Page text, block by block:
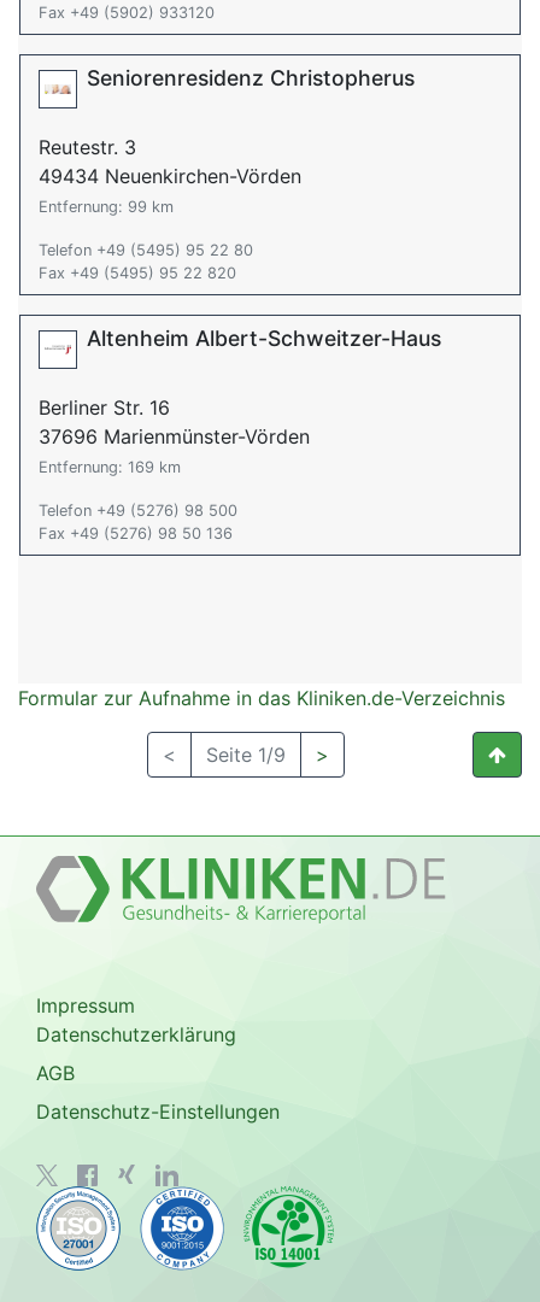
Fax +49 (5902) 933120
Seniorenresidenz Christopherus
Reutestr. 3
49434 Neuenkirchen-Vörden
Entfernung: 99 km
Telefon +49 (5495) 95 22 80
Fax +49 (5495) 95 22 820
Altenheim Albert-Schweitzer-Haus
Berliner Str. 16
37696 Marienmünster-Vörden
Entfernung: 169 km
Telefon +49 (5276) 98 500
Fax +49 (5276) 98 50 136
Formular zur Aufnahme in das Kliniken.de-Verzeichnis
< Seite 1/9 >
Impressum
Datenschutzerklärung
AGB
Datenschutz-Einstellungen